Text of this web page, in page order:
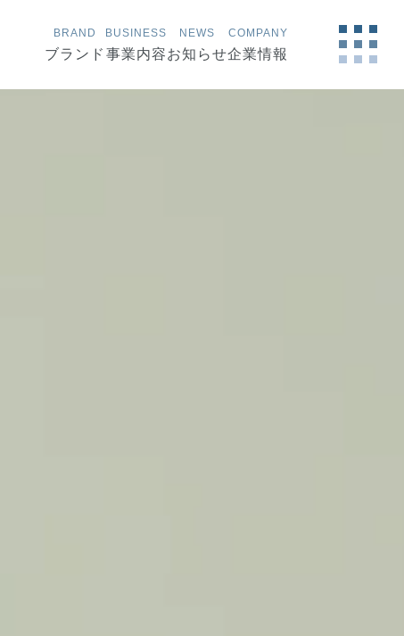
BRAND
ブランド
BUSINESS
事業内容
NEWS
お知らせ
COMPANY
企業情報